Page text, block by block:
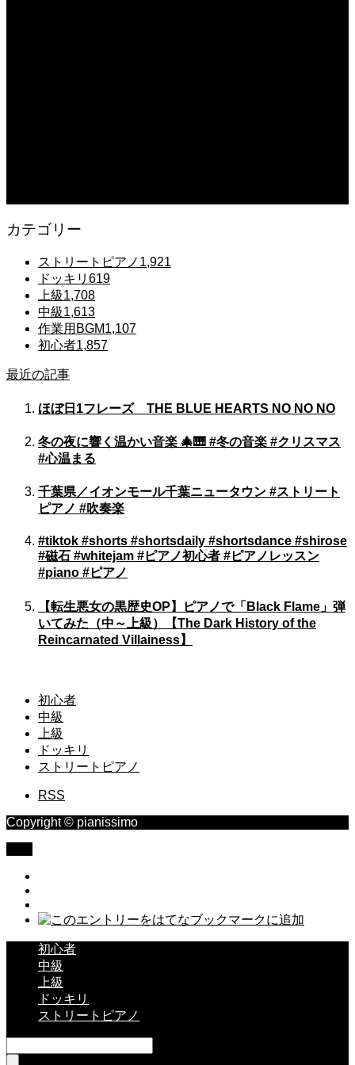
カテゴリー
ストリートピアノ 1,921
ドッキリ 619
上級1,708
中級1,613
作業用BGM1,107
初心者1,857
最近の記事
ほぼ日1フレーズ THE BLUE HEARTS NO NO NO
冬の夜に響く温かい音楽 🎄🎹 #冬の音楽 #クリスマス
#心温まる
千葉県／イオンモール千葉ニュータウン #ストリート
ピアノ #吹奏楽
#tiktok #shorts #shortsdaily #shortsdance #shirose
#磁石 #whitejam #ピアノ初心者 #ピアノレッスン
#piano #ピアノ
【転生悪女の黒歴史OP】ピアノで「Black Flame」弾
いてみた（中～上級）【The Dark History of the
Reincarnated Villainess】
初心者
中級
上級
ドッキリ
ストリートピアノ
RSS
Copyright © pianissimo
初心者
中級
上級
ドッキリ
ストリートピアノ